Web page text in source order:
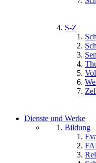
S-Z
Dienste und Werke
Bildung